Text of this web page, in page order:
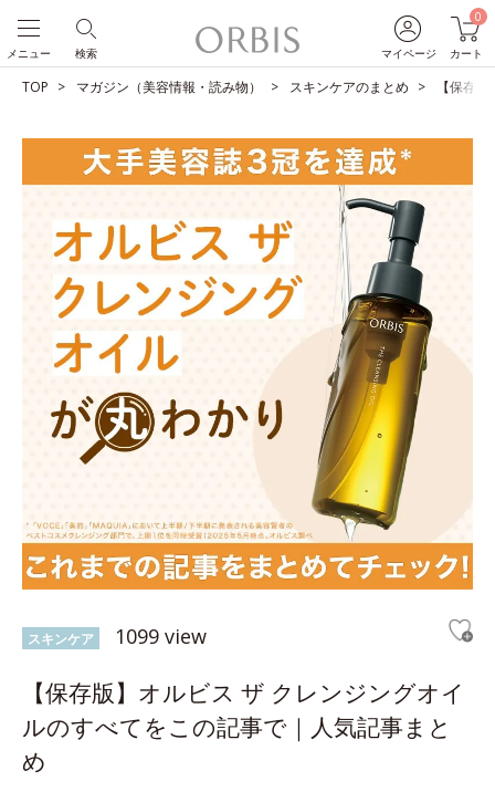
マイページ
0
カート
検索
メニュー
TOP マガジン（美容情報・読み物） スキンケアのまとめ 【保存
スキンケア 1099 view
【保存版】オルビス ザ クレンジングオイ
ルのすべてをこの記事で｜人気記事まと
め